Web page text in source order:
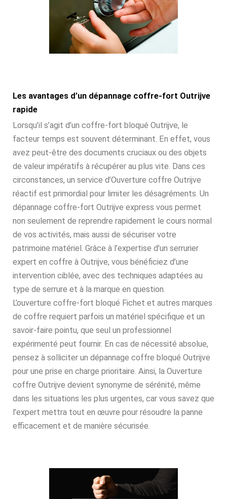
Les avantages d’un dépannage coffre-fort Outrijve
rapide
Lorsqu’il s’agit d’un coffre-fort bloqué Outrijve, le
facteur temps est souvent déterminant. En effet, vous
avez peut-être des documents cruciaux ou des objets
de valeur impératifs à récupérer au plus vite. Dans ces
circonstances, un service d’Ouverture coffre Outrijve
réactif est primordial pour limiter les désagréments. Un
dépannage coffre-fort Outrijve express vous permet
non seulement de reprendre rapidement le cours normal
de vos activités, mais aussi de sécuriser votre
patrimoine matériel. Grâce à l’expertise d’un serrurier
expert en coffre à Outrijve, vous bénéficiez d’une
intervention ciblée, avec des techniques adaptées au
type de serrure et à la marque en question.
L’ouverture coffre-fort bloqué Fichet et autres marques
de coffre requiert parfois un matériel spécifique et un
savoir-faire pointu, que seul un professionnel
expérimenté peut fournir. En cas de nécessité absolue,
pensez à solliciter un dépannage coffre bloqué Outrijve
pour une prise en charge prioritaire. Ainsi, la Ouverture
coffre Outrijve devient synonyme de sérénité, même
dans les situations les plus urgentes, car vous savez que
l’expert mettra tout en œuvre pour résoudre la panne
efficacement et de manière sécurisée.